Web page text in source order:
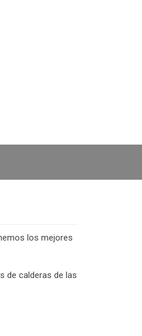
los mejores
de calderas de las